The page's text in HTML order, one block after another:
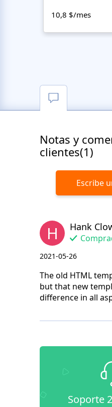
10,8 $/mes
Notas y
clientes(1)
Escribe
H Hank
2021-05-26
The old HTML
but that new
difference in all
Soporte